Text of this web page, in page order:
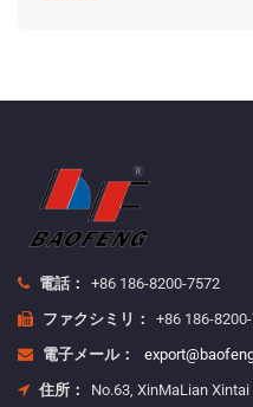
電話：
+86 186-8200-7572
ファクシミリ：
+86 186-
電子メール：
住所：
No.63, XinMaLian